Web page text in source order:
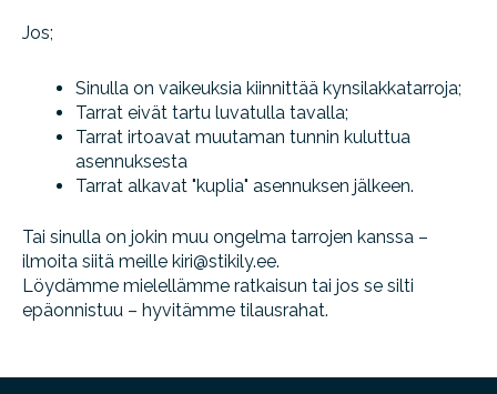
Jos;
Sinulla on vaikeuksia kiinnittää kynsilakkatarroja;
Tarrat eivät tartu luvatulla tavalla;
Tarrat irtoavat muutaman tunnin kuluttua
asennuksesta
Tarrat alkavat "kuplia" asennuksen jälkeen.
Tai sinulla on jokin muu ongelma tarrojen kanssa –
ilmoita siitä meille kiri@stikily.ee.
Löydämme mielellämme ratkaisun tai jos se silti
epäonnistuu – hyvitämme tilausrahat.